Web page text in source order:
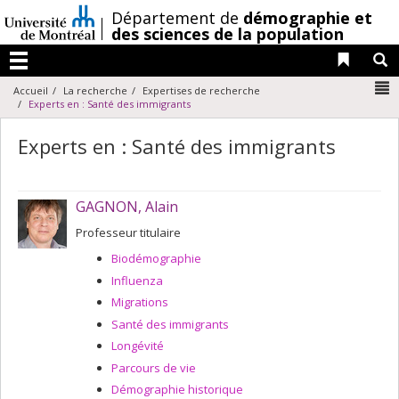
au
contenu
/Département de démographie et
des sciences de la population
Menu
Liens
Accueil La recherche
Expertises de recherche
Experts en : Santé des immigrants
Experts en : Santé des immigrants
GAGNON, Alain
Professeur titulaire
Biodémographie
Influenza
Migrations
Santé des immigrants
Longévité
Parcours de vie
Démographie historique